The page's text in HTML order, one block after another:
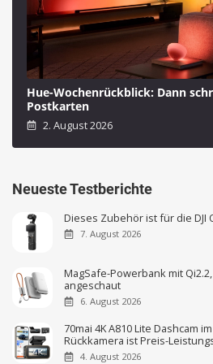
Hue-Wochenrückblick: Dann
Postkarten
2. August 2026
Neueste Testberichte
Dieses Zubehör ist für die DJI
7. August 2026
MagSafe-Powerbank mit
angeschaut
6. August 2026
70mai 4K A810 Lite Dashcam
Rückkamera ist Preis-
4. August 2026